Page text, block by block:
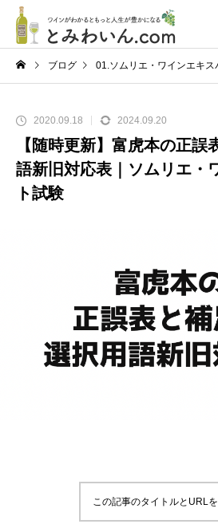
ブログ 01.ソムリエ・ワインエキス
2020.09.18 2024.09.20
【随時更新】富虎本の正誤
語新旧対応表｜ソムリエ・
ト試験
この記事のタイトルとURL